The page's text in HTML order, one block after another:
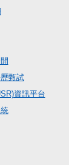
甄試
資訊平台